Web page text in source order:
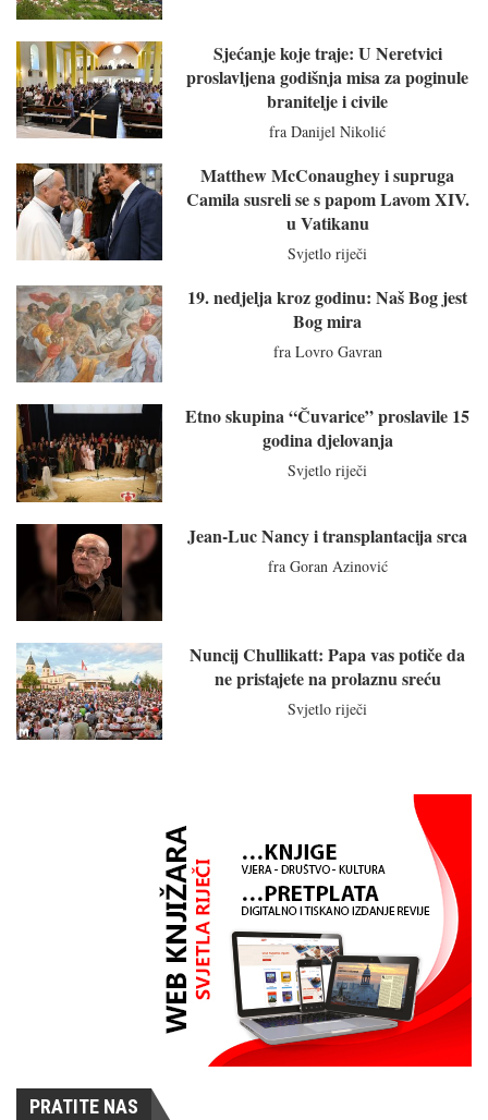
Sjećanje koje traje: U Neretvici
proslavljena godišnja misa za poginule
branitelje i civile
fra Danijel Nikolić
Matthew McConaughey i supruga
Camila susreli se s papom Lavom XIV.
u Vatikanu
Svjetlo riječi
19. nedjelja kroz godinu: Naš Bog jest
Bog mira
fra Lovro Gavran
Etno skupina “Čuvarice” proslavile 15
godina djelovanja
Svjetlo riječi
Jean-Luc Nancy i transplantacija srca
fra Goran Azinović
Nuncij Chullikatt: Papa vas potiče da
ne pristajete na prolaznu sreću
Svjetlo riječi
PRATITE NAS